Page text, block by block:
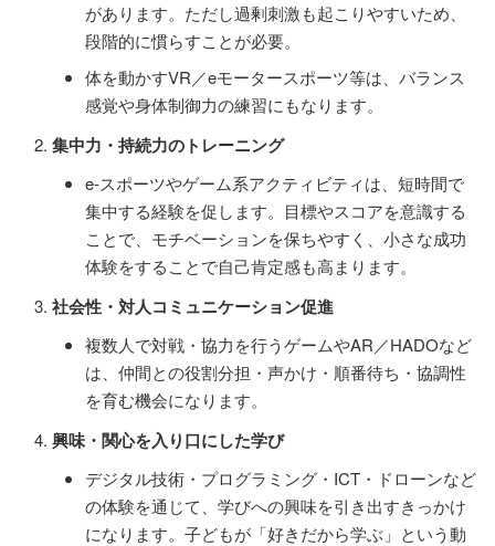
があります。ただし過剰刺激も起こりやすいため、
段階的に慣らすことが必要。
体を動かすVR／eモータースポーツ等は、バランス
感覚や身体制御力の練習にもなります。
集中力・持続力のトレーニング
e-スポーツやゲーム系アクティビティは、短時間で
集中する経験を促します。目標やスコアを意識する
ことで、モチベーションを保ちやすく、小さな成功
体験をすることで自己肯定感も高まります。
社会性・対人コミュニケーション促進
複数人で対戦・協力を行うゲームやAR／HADOなど
は、仲間との役割分担・声かけ・順番待ち・協調性
を育む機会になります。
興味・関心を入り口にした学び
デジタル技術・プログラミング・ICT・ドローンなど
の体験を通じて、学びへの興味を引き出すきっかけ
になります。子どもが「好きだから学ぶ」という動